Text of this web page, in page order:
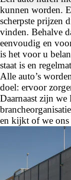
kunnen worden.
scherpste prijzen
vinden. Behalve
eenvoudig en
is het voor u
staat is en
Alle auto’s
doel: ervoor
Daarnaast zijn
en kijkt of we ons